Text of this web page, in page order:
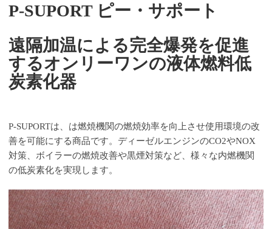
P-SUPORT ピー・サポート
遠隔加温による完全爆発を促進
するオンリーワンの液体燃料低
炭素化器
P-SUPORTは、は燃焼機関の燃焼効率を向上させ使用環境の改
善を可能にする商品です。ディーゼルエンジンのCO2やNOX
対策、ボイラーの燃焼改善や黒煙対策など、様々な内燃機関
の低炭素化を実現します。